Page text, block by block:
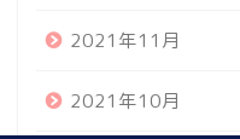
2021年11月
2021年10月